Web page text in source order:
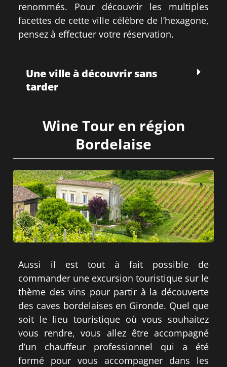
renommés. Pour découvrir les multiples
facettes de cette ville célèbre de l’hexagone,
pensez à effectuer votre réservation.
Une ville à découvrir sans
tarder
Wine Tour en région
Bordelaise
Aussi il est tout à fait possible de
commander une excursion touristique sur le
thème des vins pour partir à la découverte
des caves bordelaises en Gironde. Quel que
soit le lieu touristique où vous souhaitez
vous rendre, vous allez être accompagné
d’un chauffeur professionnel qui a été
formé pour vous accompagner dans les